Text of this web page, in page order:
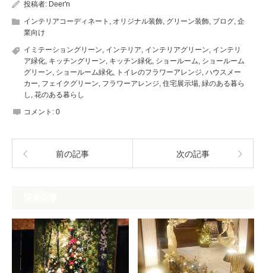
投稿者: Deer'n
インテリアコーディネート オリジナル装飾 グリーン装飾 ブログ 企
業向け
イミテーショングリーン インテリア インテリアグリーン インテリ
ア緑化 キッチングリーン キッチン緑化 ショールーム ショールーム
グリーン ショールーム緑化 トイレのフラワーアレンジ ハウスメー
カー フェイクグリーン フラワーアレンジ 住宅展示場 緑のある暮ら
し 花のある暮らし
コメント: 0
前の記事 次の記事